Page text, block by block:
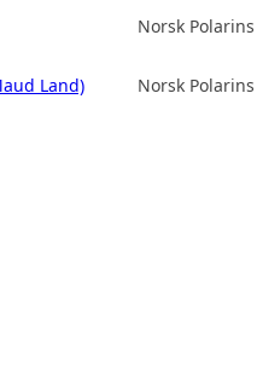
Norsk
Land) Norsk